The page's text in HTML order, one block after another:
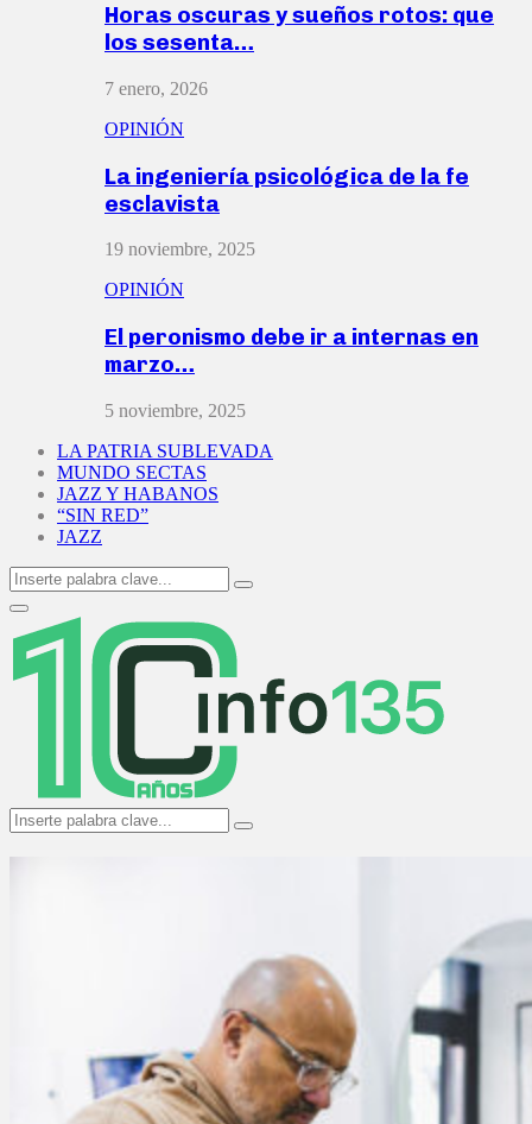
Horas oscuras y sueños rotos: que
los sesenta…
7 enero, 2026
OPINIÓN
La ingeniería psicológica de la fe
esclavista
19 noviembre, 2025
OPINIÓN
El peronismo debe ir a internas en
marzo…
5 noviembre, 2025
LA PATRIA SUBLEVADA
MUNDO SECTAS
JAZZ Y HABANOS
“SIN RED”
JAZZ
Search
for:
Search
Primary
Menu
Search
for:
Search